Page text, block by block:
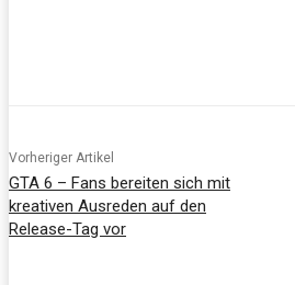
Vorheriger Artikel
GTA 6 – Fans bereiten sich mit
kreativen Ausreden auf den
Release-Tag vor